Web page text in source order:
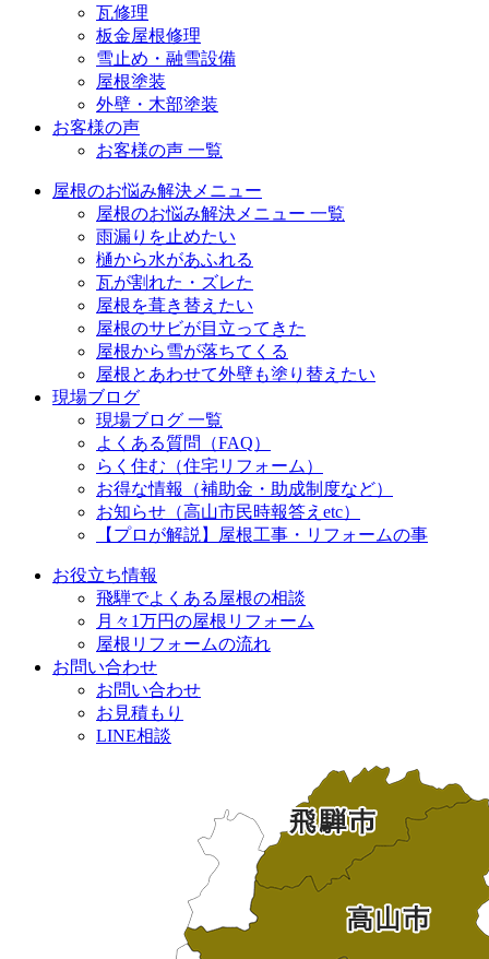
瓦修理
板金屋根修理
雪止め・融雪設備
屋根塗装
外壁・木部塗装
お客様の声
お客様の声 一覧
屋根のお悩み解決メニュー
屋根のお悩み解決メニュー 一覧
雨漏りを止めたい
樋から水があふれる
瓦が割れた・ズレた
屋根を葺き替えたい
屋根のサビが目立ってきた
屋根から雪が落ちてくる
屋根とあわせて外壁も塗り替えたい
現場ブログ
現場ブログ 一覧
よくある質問（FAQ）
らく住む（住宅リフォーム）
お得な情報（補助金・助成制度など）
お知らせ（高山市民時報答えetc）
【プロが解説】屋根工事・リフォームの事
お役立ち情報
飛騨でよくある屋根の相談
月々1万円の屋根リフォーム
屋根リフォームの流れ
お問い合わせ
お問い合わせ
お見積もり
LINE相談